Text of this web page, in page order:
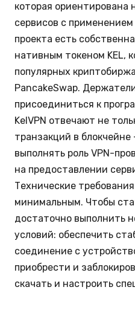
которая ориентирована
сервисов с
проекта есть
нативным токеном KEL,
популярных
PancakeSwap.
присоединиться к
KelVPN отвечают не
транзакций в
выполнять роль VPN-
на предоставлении
Технические
минимальным. Чтобы
достаточно выполнить
условий: обеспечить
соединение с
приобрести и
скачать и настроить